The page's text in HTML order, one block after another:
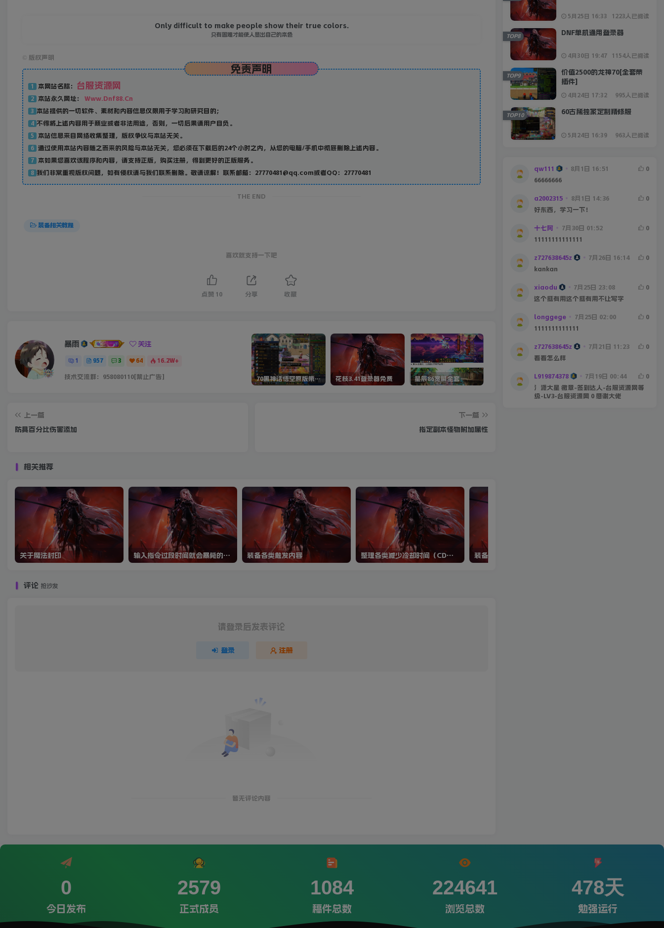
[file name]
`Character/Common/Animation/go2.ani`
[/effect]
Only difficult to make people show their true colors.
只有困难才能使人显出自己的本色
版权声明
免责声明
1 本网站名称： 台服资源网
2 本站永久网址： Www.Dnf88.Cn
3 本站提供的一切软件、素材和内容信息仅限用于学习和研究目的；
4 不得将上述内容用于商业或者非法用途，否则，一切后果请用户自负。
5 本站信息来自网络收集整理，版权争议与本站无关。
6 通过使用本站内容随之而来的风险与本站无关，您必须在下载后的24个小时之内，从您的电脑/手机中彻底删除上述内容。
7 本如果您喜欢该程序和内容，请支持正版，购买注册，得到更好的正版服务。
8 我们非常重视版权问题，如有侵权请与我们联系删除。敬请谅解！联系邮箱：27770481@qq.com或者QQ：27770481
THE END
装备相关教程
喜欢就支持一下吧
点赞 10 分享 收藏
暴雨 关注
1 957 3 64 16.2W+
技术交流群：958080110[禁止广告] 70黑神话悟空原版带cdk等全套文件 花枝3.41登录器免费 星辰86宽屏全套 星辰86宽屏第二季[全套] 5W定制沫沫110版本
上一篇
防具百分比伤害添加
下一篇
指定副本怪物附加属性
相关推荐
关于魔法封印 输入指令过段时间就会暴毙的武器 装备各类触发内容 整理各类减少冷却时间（CD）的效果 装备基础词条
评论 抢沙发
请登录后发表评论
登录 注册
暂无评论内容
5月25日 16:33 1223人已阅读
DNF单机通用登录器
4月30日 19:47 1154人已阅读
TOP8
价值2500的龙神70[全套带
插件]
4月24日 17:32 995人已阅读
TOP9
60古稀独家定制精修服
5月24日 16:39 963人已阅读
TOP10
qw111 8月1日 16:51
0
66666666
a2002315 8月1日 14:36
0
好东西，学习一下！
十七阿 7月30日 01:52
0
11111111111111
z727638645z 7月26日 16:14
0
kankan
xiaodu 7月25日 23:08
0
这个挺有用这个挺有用不让写字
longgege 7月25日 02:00
0
1111111111111
z727638645z 7月21日 11:23
0
看看怎么样
L919874378 7月19日 00:44
0
氵派大星 徽章-签到达人-台服资源网等
级-LV3-台服资源网 0 感谢大佬
0
今日发布
2579
正式成员
1084
稿件总数
224641
浏览总数
478天
勉强运行